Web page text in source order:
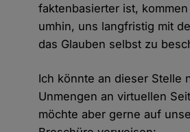
faktenbasierter ist,
umhin, uns langfristig mit
das Glauben selbst zu
Ich könnte an dieser Stelle
Unmengen an virtuellen
möchte aber gerne auf